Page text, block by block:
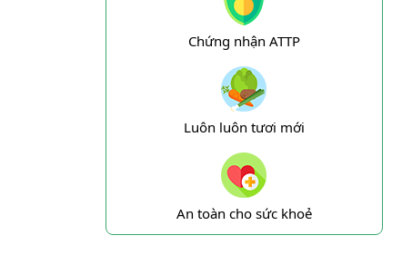
Chứng nhận ATTP
Luôn luôn tươi mới
An toàn cho sức khoẻ